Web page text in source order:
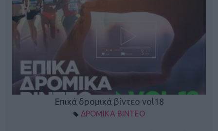
Επικά δρομικά βίντεο vol18
ΔΡΟΜΙΚΑ ΒΙΝΤΕΟ